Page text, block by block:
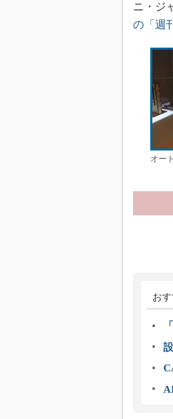
ニ・ジ
の「週
オー
お